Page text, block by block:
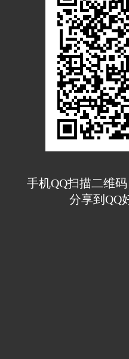
手机QQ扫描二维码
分享到QQ